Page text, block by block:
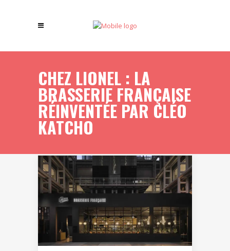
CHEZ LIONEL : LA
BRASSERIE FRANÇAISE
RÉINVENTÉE PAR CLÉO
KATCHO